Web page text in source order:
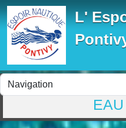
L'
Panneau de gestion des